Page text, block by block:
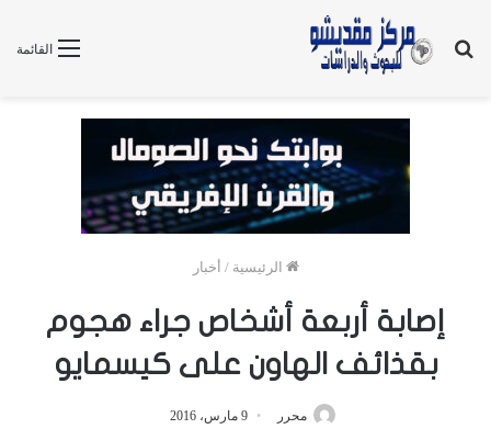
القائمة
بحث
الرئيسية / أخبار
إصابة أربعة أشخاص جراء هجوم
بقذائف الهاون على كيسمايو
محرر 9 مارس، 2016